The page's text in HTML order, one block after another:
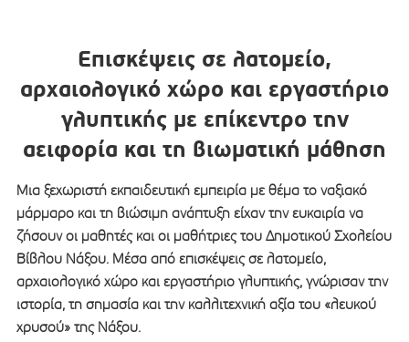
Επισκέψεις σε λατομείο,
αρχαιολογικό χώρο και εργαστήριο
γλυπτικής με επίκεντρο την
αειφορία και τη βιωματική μάθηση
Μια ξεχωριστή εκπαιδευτική εμπειρία με θέμα το ναξιακό
μάρμαρο και τη βιώσιμη ανάπτυξη είχαν την ευκαιρία να
ζήσουν οι μαθητές και οι μαθήτριες του Δημοτικού Σχολείου
Βίβλου Νάξου. Μέσα από επισκέψεις σε λατομείο,
αρχαιολογικό χώρο και εργαστήριο γλυπτικής, γνώρισαν την
ιστορία, τη σημασία και την καλλιτεχνική αξία του «λευκού
χρυσού» της Νάξου.